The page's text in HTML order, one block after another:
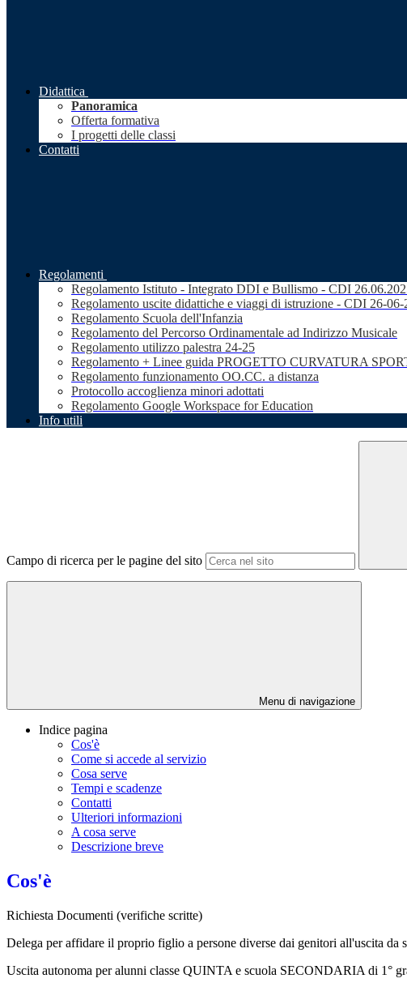
Didattica
Panoramica
Offerta formativa
I progetti delle classi
Contatti
Regolamenti
Regolamento Istituto - Integrato DDI e Bullismo - CDI
Regolamento uscite didattiche e viaggi di istruzione - CDI 26-06-
Regolamento Scuola dell'Infanzia
Regolamento del Percorso Ordinamentale ad Indirizzo Musicale
Regolamento utilizzo palestra 24-25
Regolamento + Linee guida PROGETTO CURVATURA
Regolamento funzionamento OO.CC. a distanza
Protocollo accoglienza minori adottati
Regolamento Google Workspace for Education
Info utili
Campo di ricerca per le pagine del sito
Menu di navigazione
Indice pagina
Cos'è
Come si accede al servizio
Cosa serve
Tempi e scadenze
Contatti
Ulteriori informazioni
A cosa serve
Descrizione breve
Cos'è
Richiesta Documenti (verifiche scritte)
Delega per affidare il proprio figlio a persone diverse dai genitori all'uscita da
Uscita autonoma per alunni classe QUINTA e scuola SECONDARIA di 1°